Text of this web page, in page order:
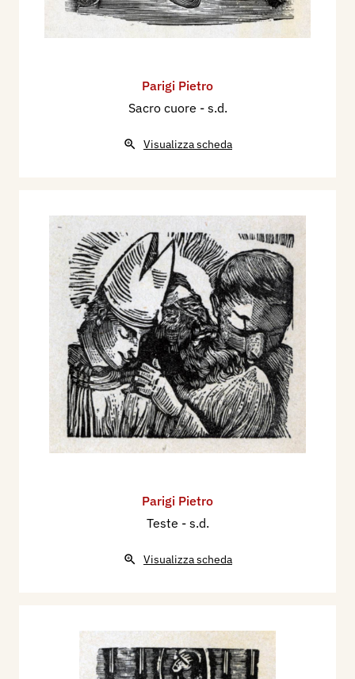
Parigi Pietro
Sacro cuore - s.d.
Visualizza scheda
Parigi Pietro
Teste - s.d.
Visualizza scheda